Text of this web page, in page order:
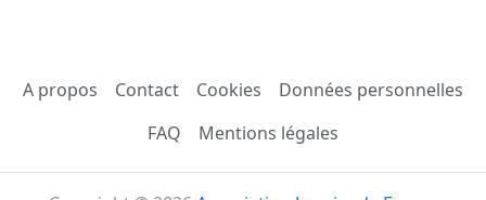
A propos Contact Cookies
Données personnelles
FAQ
Mentions légales